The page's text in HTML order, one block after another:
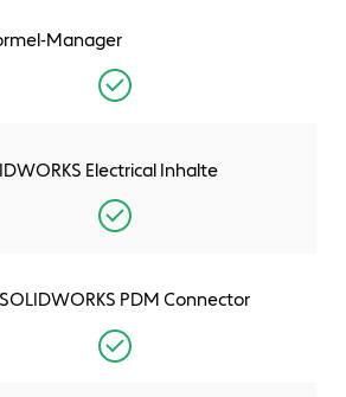
Manager
Electrical Inhalte
PDM Connector